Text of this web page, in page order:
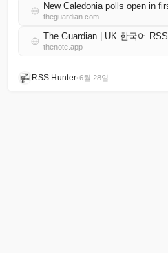
theguardian.com
The Guardian | UK 한국어 RSS
thenote.app
RSS Hunter•6월 28일